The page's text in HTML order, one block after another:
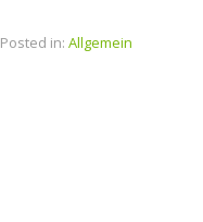
Posted in: Allgemein